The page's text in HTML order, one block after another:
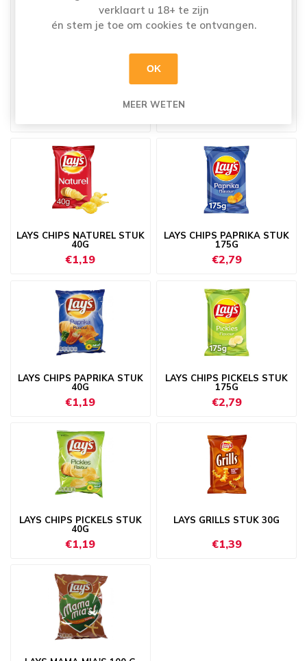
LAYS CHIPS NATUREL STUK
40G
€1,19
LAYS CHIPS PAPRIKA STUK
175G
€2,79
LAYS CHIPS PAPRIKA STUK
40G
€1,19
LAYS CHIPS PICKELS STUK
175G
€2,79
LAYS CHIPS PICKELS STUK
40G
€1,19
LAYS GRILLS STUK 30G
€1,39
verklaart u 18+ te zijn
én stem je toe om cookies te ontvangen.
OK
MEER WETEN